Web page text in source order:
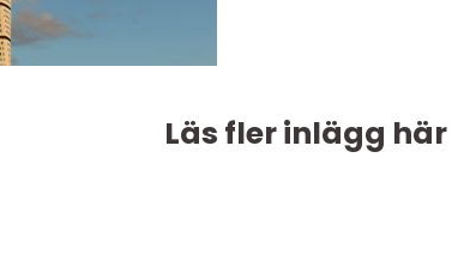
Läs fler inlägg här